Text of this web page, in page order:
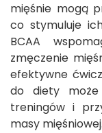
mięśnie mogą
co stymuluje
BCAA
zmęczenie
efektywne
do diety może
treningów i
masy mięśniowej.